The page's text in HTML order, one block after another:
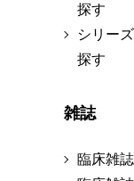
探す
シリー
探す
雑誌
臨床雑